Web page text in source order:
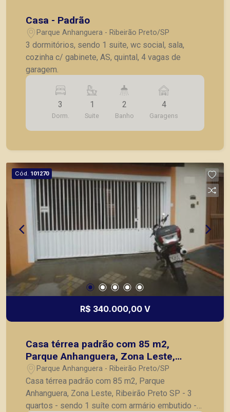
Casa - Padrão
Parque Anhanguera - Ribeirão Preto/SP
3 dormitórios, sendo 1 suite, wc social, sala,
cozinha c/ gabinete, AS, quintal, 4 vagas de
garagem.
3
Dorm.
1
Suite
2
Banho
4
Garagens
Cód. 101270
R$ 340.000,00 V
Casa térrea padrão com 85 m2,
Parque Anhanguera, Zona Leste,
Ribeirão Preto SP
Parque Anhanguera - Ribeirão Preto/SP
Casa térrea padrão com 85 m2, Parque
Anhanguera, Zona Leste, Ribeirão Preto SP - 3
quartos - sendo 1 suíte com armário embutido -